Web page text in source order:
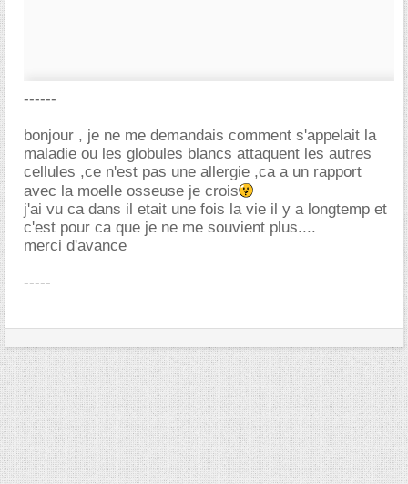
------
bonjour , je ne me demandais comment s'appelait la
maladie ou les globules blancs attaquent les autres
cellules ,ce n'est pas une allergie ,ca a un rapport
avec la moelle osseuse je crois
j'ai vu ca dans il etait une fois la vie il y a longtemp et
c'est pour ca que je ne me souvient plus....
merci d'avance
-----